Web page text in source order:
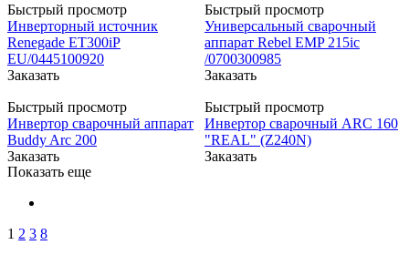
Быстрый просмотр
Инверторный источник
Renegade ET300iP
EU/0445100920
Заказать
Быстрый просмотр
Универсальный сварочный
аппарат Rebel EMP 215ic
/0700300985
Заказать
Быстрый просмотр
Инвертор сварочный аппарат
Buddy Arc 200
Заказать
Быстрый просмотр
Инвертор сварочный ARC 160
"REAL" (Z240N)
Заказать
Показать еще
1 2 3 8